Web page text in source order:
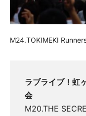
M24.TOKIMEKI
ラブライブ！虹
会
M20.THE